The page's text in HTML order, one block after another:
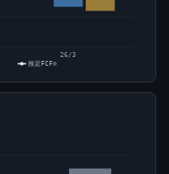
26/3
推定FCF⊙